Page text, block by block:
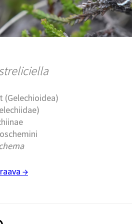
(Gelechioidea)
→